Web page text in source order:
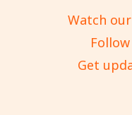
Watch
Get